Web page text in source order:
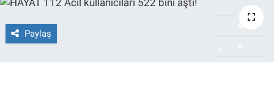
Paylaş
Tüm Haberler
İletişim
Süper Lig Puan Durumu ve Fikstür
Tüm Manşetler